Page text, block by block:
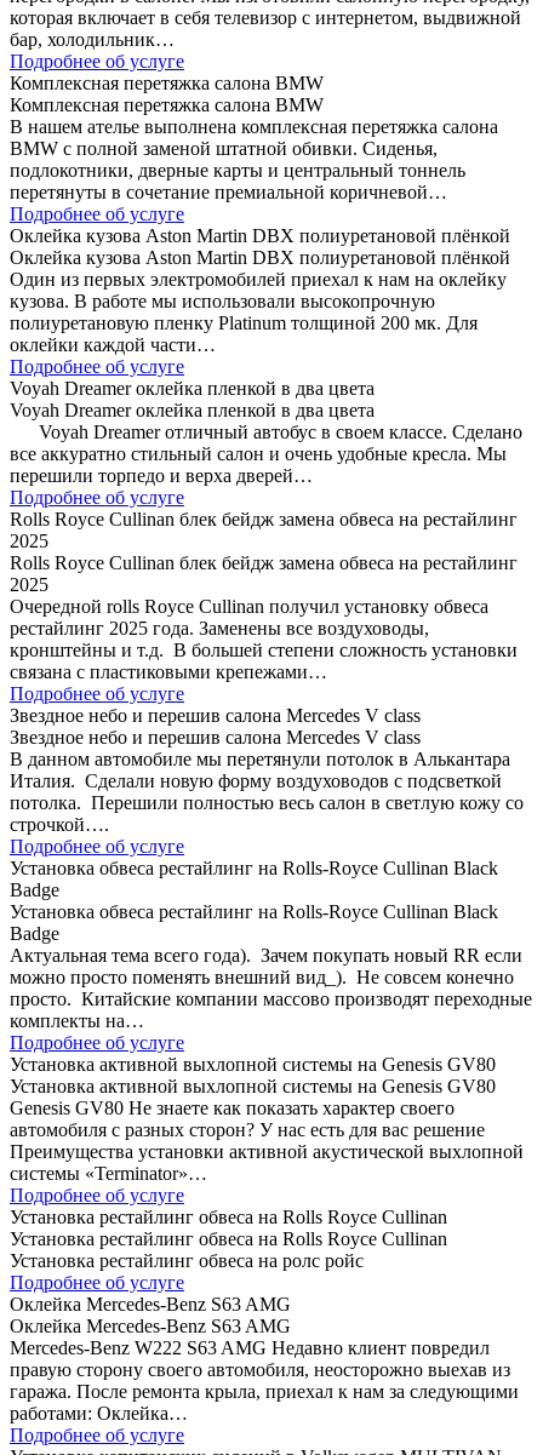
которая включает в себя телевизор с интернетом, выдвижной
бар, холодильник…
Подробнее об услуге
Комплексная перетяжка салона BMW
Комплексная перетяжка салона BMW
В нашем ателье выполнена комплексная перетяжка салона
BMW с полной заменой штатной обивки. Сиденья,
подлокотники, дверные карты и центральный тоннель
перетянуты в сочетание премиальной коричневой…
Подробнее об услуге
Оклейка кузова Aston Martin DBX полиуретановой плёнкой
Оклейка кузова Aston Martin DBX полиуретановой плёнкой
Один из первых электромобилей приехал к нам на оклейку
кузова. В работе мы использовали высокопрочную
полиуретановую пленку Platinum толщиной 200 мк. Для
оклейки каждой части…
Подробнее об услуге
Voyah Dreamer оклейка пленкой в два цвета
Voyah Dreamer оклейка пленкой в два цвета
Voyah Dreamer отличный автобус в своем классе. Сделано
все аккуратно стильный салон и очень удобные кресла. Мы
перешили торпедо и верха дверей…
Подробнее об услуге
Rolls Royce Cullinan блек бейдж замена обвеса на рестайлинг
2025
Rolls Royce Cullinan блек бейдж замена обвеса на рестайлинг
2025
Очередной rolls Royce Cullinan получил установку обвеса
рестайлинг 2025 года. Заменены все воздуховоды,
кронштейны и т.д. В большей степени сложность установки
связана с пластиковыми крепежами…
Подробнее об услуге
Звездное небо и перешив салона Mercedes V class
Звездное небо и перешив салона Mercedes V class
В данном автомобиле мы перетянули потолок в Алькантара
Италия. Сделали новую форму воздуховодов с подсветкой
потолка. Перешили полностью весь салон в светлую кожу со
строчкой….
Подробнее об услуге
Установка обвеса рестайлинг на Rolls-Royce Cullinan Black
Badge
Установка обвеса рестайлинг на Rolls-Royce Cullinan Black
Badge
Актуальная тема всего года). Зачем покупать новый RR если
можно просто поменять внешний вид_). Не совсем конечно
просто. Китайские компании массово производят переходные
комплекты на…
Подробнее об услуге
Установка активной выхлопной системы на Genesis GV80
Установка активной выхлопной системы на Genesis GV80
Genesis GV80 Не знаете как показать характер своего
автомобиля с разных сторон? У нас есть для вас решение
Преимущества установки активной акустической выхлопной
системы «Terminator»…
Подробнее об услуге
Установка рестайлинг обвеса на Rolls Royce Cullinan
Установка рестайлинг обвеса на Rolls Royce Cullinan
Установка рестайлинг обвеса на ролс ройс
Подробнее об услуге
Оклейка Mercedes-Benz S63 AMG
Оклейка Mercedes-Benz S63 AMG
Mercedes-Benz W222 S63 AMG Недавно клиент повредил
правую сторону своего автомобиля, неосторожно выехав из
гаража. После ремонта крыла, приехал к нам за следующими
работами: Оклейка…
Подробнее об услуге